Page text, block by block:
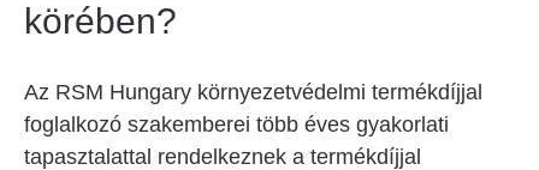
körében?
Az RSM Hungary környezetvédelmi termékdíjjal
foglalkozó szakemberei több éves gyakorlati
tapasztalattal rendelkeznek a termékdíjjal